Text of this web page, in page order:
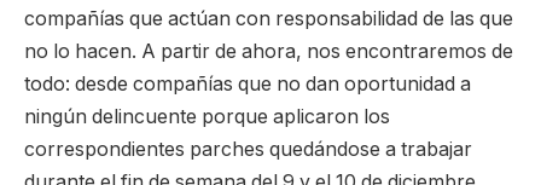
compañías que actúan con responsabilidad de las que
no lo hacen. A partir de ahora, nos encontraremos de
todo: desde compañías que no dan oportunidad a
ningún delincuente porque aplicaron los
correspondientes parches quedándose a trabajar